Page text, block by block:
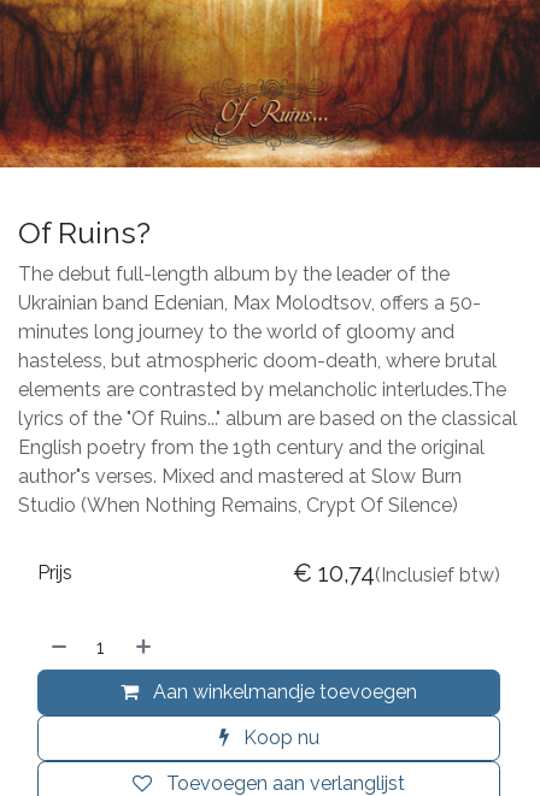
Of Ruins?
The debut full-length album by the leader of the
Ukrainian band Edenian, Max Molodtsov, offers a 50-
minutes long journey to the world of gloomy and
hasteless, but atmospheric doom-death, where brutal
elements are contrasted by melancholic interludes.The
lyrics of the "Of Ruins..." album are based on the classical
English poetry from the 19th century and the original
author"s verses. Mixed and mastered at Slow Burn
Studio (When Nothing Remains, Crypt Of Silence)
Aan winkelmandje toevoegen
Koop nu
Toevoegen aan verlanglijst
Prijs € 10,74(Inclusief btw)